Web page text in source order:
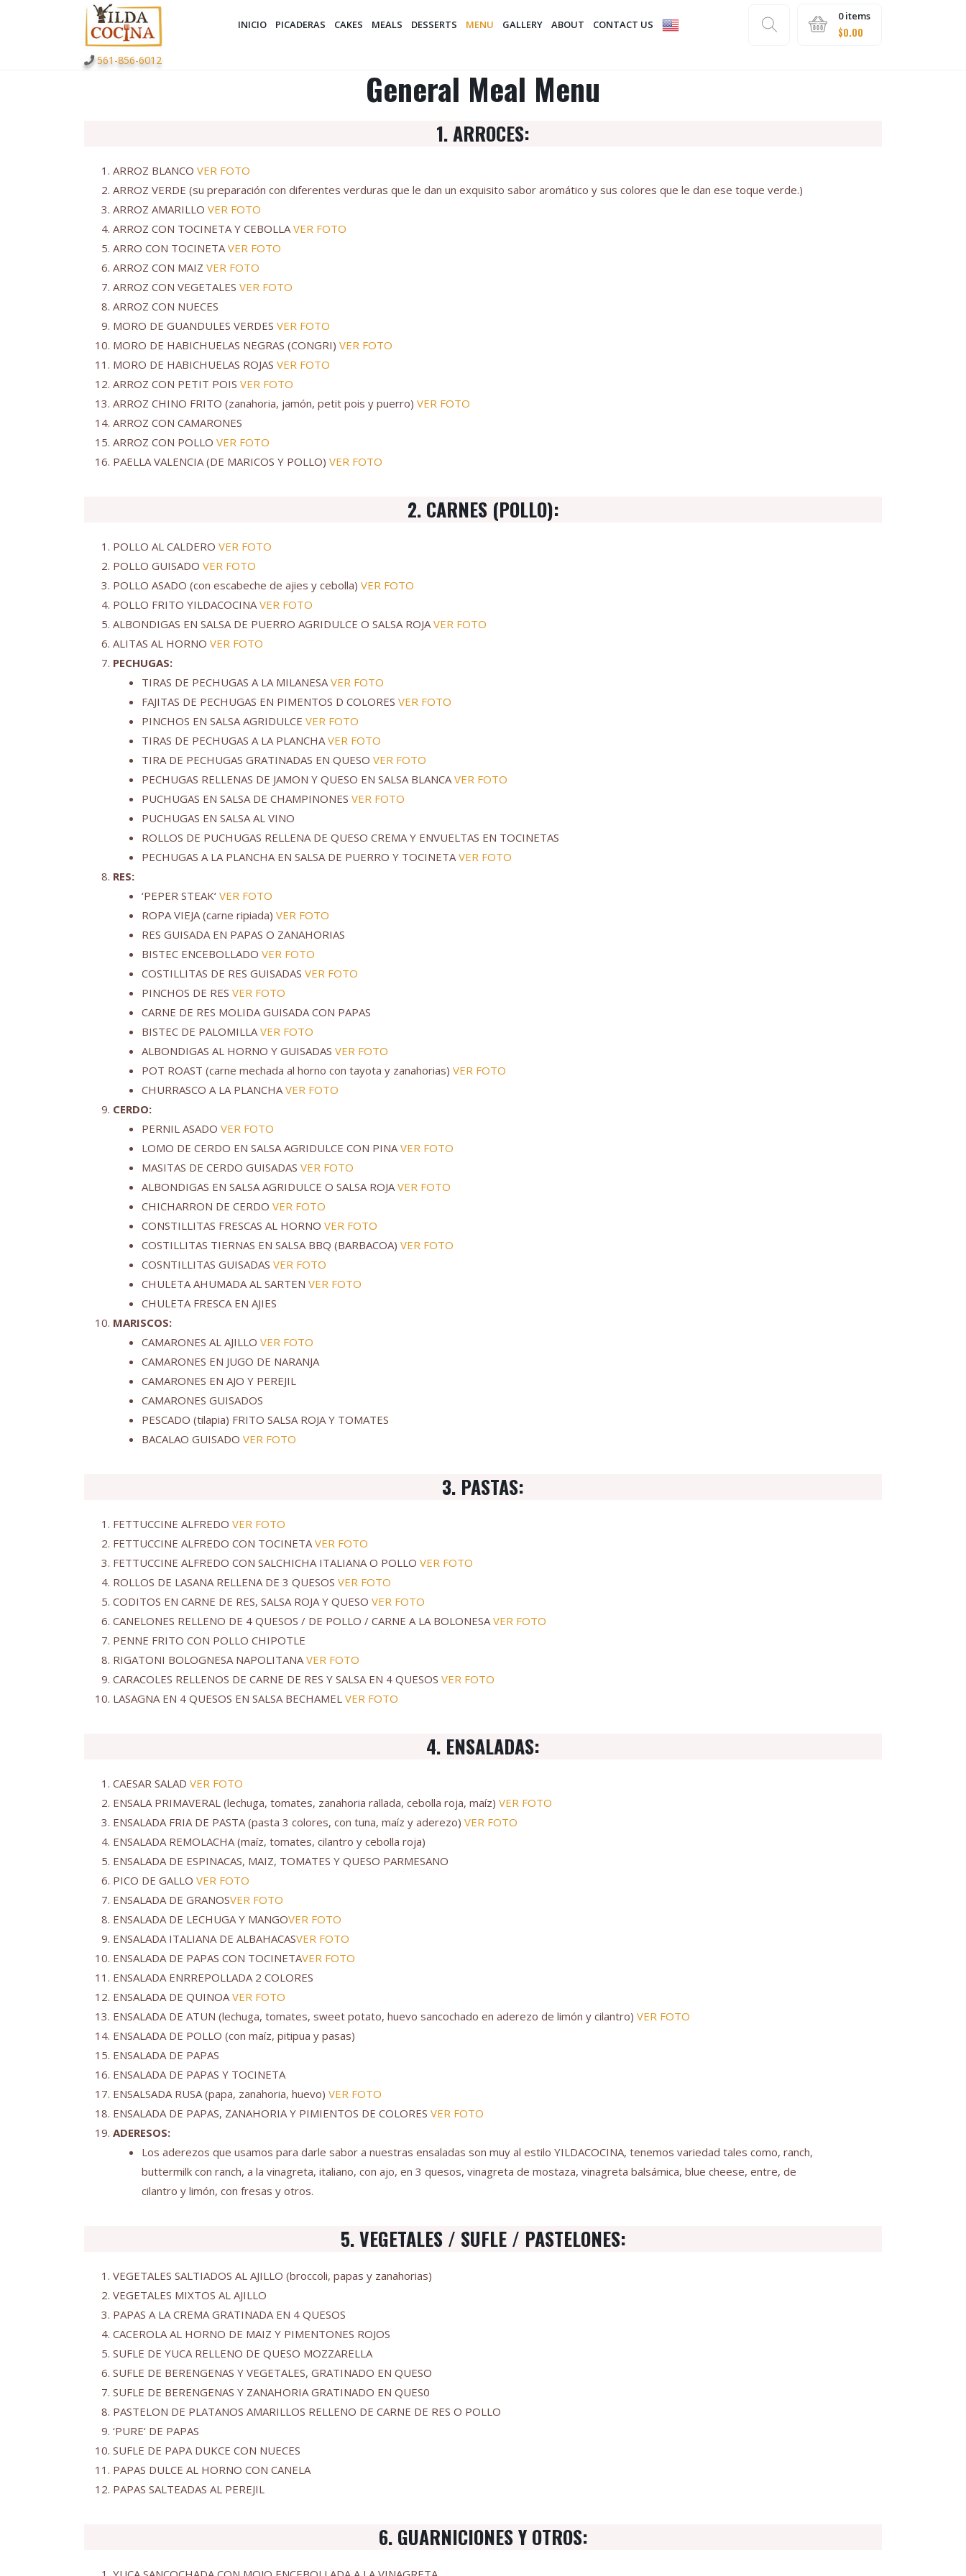
INICIO PICADERAS CAKES MEALS DESSERTS MENU GALLERY ABOUT CONTACT US
0 items
$0.00
561-856-6012
General Meal Menu
1. ARROCES:
ARROZ BLANCO VER FOTO
ARROZ VERDE (su preparación con diferentes verduras que le dan un exquisito sabor aromático y sus colores que le dan ese toque verde.)
ARROZ AMARILLO VER FOTO
ARROZ CON TOCINETA Y CEBOLLA VER FOTO
ARRO CON TOCINETA VER FOTO
ARROZ CON MAIZ VER FOTO
ARROZ CON VEGETALES VER FOTO
ARROZ CON NUECES
MORO DE GUANDULES VERDES VER FOTO
MORO DE HABICHUELAS NEGRAS (CONGRI) VER FOTO
MORO DE HABICHUELAS ROJAS VER FOTO
ARROZ CON PETIT POIS VER FOTO
ARROZ CHINO FRITO (zanahoria, jamón, petit pois y puerro) VER FOTO
ARROZ CON CAMARONES
ARROZ CON POLLO VER FOTO
PAELLA VALENCIA (DE MARICOS Y POLLO) VER FOTO
2. CARNES (POLLO):
POLLO AL CALDERO VER FOTO
POLLO GUISADO VER FOTO
POLLO ASADO (con escabeche de ajies y cebolla) VER FOTO
POLLO FRITO YILDACOCINA VER FOTO
ALBONDIGAS EN SALSA DE PUERRO AGRIDULCE O SALSA ROJA VER FOTO
ALITAS AL HORNO VER FOTO
PECHUGAS:
TIRAS DE PECHUGAS A LA MILANESA VER FOTO
FAJITAS DE PECHUGAS EN PIMENTOS D COLORES VER FOTO
PINCHOS EN SALSA AGRIDULCE VER FOTO
TIRAS DE PECHUGAS A LA PLANCHA VER FOTO
TIRA DE PECHUGAS GRATINADAS EN QUESO VER FOTO
PECHUGAS RELLENAS DE JAMON Y QUESO EN SALSA BLANCA VER FOTO
PUCHUGAS EN SALSA DE CHAMPINONES VER FOTO
PUCHUGAS EN SALSA AL VINO
ROLLOS DE PUCHUGAS RELLENA DE QUESO CREMA Y ENVUELTAS EN TOCINETAS
PECHUGAS A LA PLANCHA EN SALSA DE PUERRO Y TOCINETA VER FOTO
RES:
‘PEPER STEAK‘ VER FOTO
ROPA VIEJA (carne ripiada) VER FOTO
RES GUISADA EN PAPAS O ZANAHORIAS
BISTEC ENCEBOLLADO VER FOTO
COSTILLITAS DE RES GUISADAS VER FOTO
PINCHOS DE RES VER FOTO
CARNE DE RES MOLIDA GUISADA CON PAPAS
BISTEC DE PALOMILLA VER FOTO
ALBONDIGAS AL HORNO Y GUISADAS VER FOTO
POT ROAST (carne mechada al horno con tayota y zanahorias) VER FOTO
CHURRASCO A LA PLANCHA VER FOTO
CERDO:
PERNIL ASADO VER FOTO
LOMO DE CERDO EN SALSA AGRIDULCE CON PINA VER FOTO
MASITAS DE CERDO GUISADAS VER FOTO
ALBONDIGAS EN SALSA AGRIDULCE O SALSA ROJA VER FOTO
CHICHARRON DE CERDO VER FOTO
CONSTILLITAS FRESCAS AL HORNO VER FOTO
COSTILLITAS TIERNAS EN SALSA BBQ (BARBACOA) VER FOTO
COSNTILLITAS GUISADAS VER FOTO
CHULETA AHUMADA AL SARTEN VER FOTO
CHULETA FRESCA EN AJIES
MARISCOS:
CAMARONES AL AJILLO VER FOTO
CAMARONES EN JUGO DE NARANJA
CAMARONES EN AJO Y PEREJIL
CAMARONES GUISADOS
PESCADO (tilapia) FRITO SALSA ROJA Y TOMATES
BACALAO GUISADO VER FOTO
3. PASTAS:
FETTUCCINE ALFREDO VER FOTO
FETTUCCINE ALFREDO CON TOCINETA VER FOTO
FETTUCCINE ALFREDO CON SALCHICHA ITALIANA O POLLO VER FOTO
ROLLOS DE LASANA RELLENA DE 3 QUESOS VER FOTO
CODITOS EN CARNE DE RES, SALSA ROJA Y QUESO VER FOTO
CANELONES RELLENO DE 4 QUESOS / DE POLLO / CARNE A LA BOLONESA VER FOTO
PENNE FRITO CON POLLO CHIPOTLE
RIGATONI BOLOGNESA NAPOLITANA VER FOTO
CARACOLES RELLENOS DE CARNE DE RES Y SALSA EN 4 QUESOS VER FOTO
LASAGNA EN 4 QUESOS EN SALSA BECHAMEL VER FOTO
4. ENSALADAS:
CAESAR SALAD VER FOTO
ENSALA PRIMAVERAL (lechuga, tomates, zanahoria rallada, cebolla roja, maíz) VER FOTO
ENSALADA FRIA DE PASTA (pasta 3 colores, con tuna, maíz y aderezo) VER FOTO
ENSALADA REMOLACHA (maíz, tomates, cilantro y cebolla roja)
ENSALADA DE ESPINACAS, MAIZ, TOMATES Y QUESO PARMESANO
PICO DE GALLO VER FOTO
ENSALADA DE GRANOSVER FOTO
ENSALADA DE LECHUGA Y MANGOVER FOTO
ENSALADA ITALIANA DE ALBAHACASVER FOTO
ENSALADA DE PAPAS CON TOCINETAVER FOTO
ENSALADA ENRREPOLLADA 2 COLORES
ENSALADA DE QUINOA VER FOTO
ENSALADA DE ATUN (lechuga, tomates, sweet potato, huevo sancochado en aderezo de limón y cilantro) VER FOTO
ENSALADA DE POLLO (con maíz, pitipua y pasas)
ENSALADA DE PAPAS
ENSALADA DE PAPAS Y TOCINETA
ENSALSADA RUSA (papa, zanahoria, huevo) VER FOTO
ENSALADA DE PAPAS, ZANAHORIA Y PIMIENTOS DE COLORES VER FOTO
ADERESOS:
Los aderezos que usamos para darle sabor a nuestras ensaladas son muy al estilo YILDACOCINA, tenemos variedad tales como, ranch,
buttermilk con ranch, a la vinagreta, italiano, con ajo, en 3 quesos, vinagreta de mostaza, vinagreta balsámica, blue cheese, entre, de
cilantro y limón, con fresas y otros.
5. VEGETALES / SUFLE / PASTELONES:
VEGETALES SALTIADOS AL AJILLO (broccoli, papas y zanahorias)
VEGETALES MIXTOS AL AJILLO
PAPAS A LA CREMA GRATINADA EN 4 QUESOS
CACEROLA AL HORNO DE MAIZ Y PIMENTONES ROJOS
SUFLE DE YUCA RELLENO DE QUESO MOZZARELLA
SUFLE DE BERENGENAS Y VEGETALES, GRATINADO EN QUESO
SUFLE DE BERENGENAS Y ZANAHORIA GRATINADO EN QUES0
PASTELON DE PLATANOS AMARILLOS RELLENO DE CARNE DE RES O POLLO
‘PURE‘ DE PAPAS
SUFLE DE PAPA DUKCE CON NUECES
PAPAS DULCE AL HORNO CON CANELA
PAPAS SALTEADAS AL PEREJIL
6. GUARNICIONES Y OTROS: